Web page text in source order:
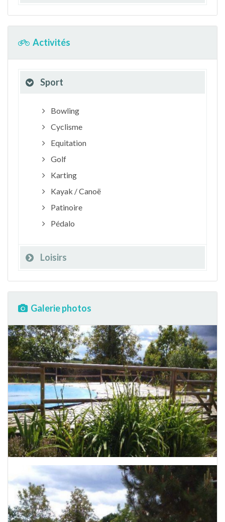
Activités
Sport
Bowling
Cyclisme
Equitation
Golf
Karting
Kayak / Canoë
Patinoire
Pédalo
Loisirs
Galerie photos